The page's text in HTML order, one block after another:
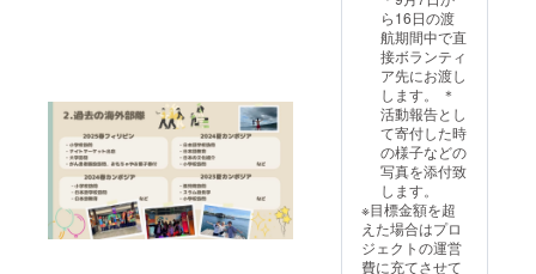
PDF】
カンボ
ジアで
の活動
の様子
をまと
めた限
定レ
ポート
ら16日の渡
航期間中で直
接ボランティ
ア先にお渡し
します。 ＊
活動報告とし
て寄付した時
の様子などの
写真を添付致
します。
※目標金額を超
えた場合はプロ
ジェクトの運営
費に充てさせて